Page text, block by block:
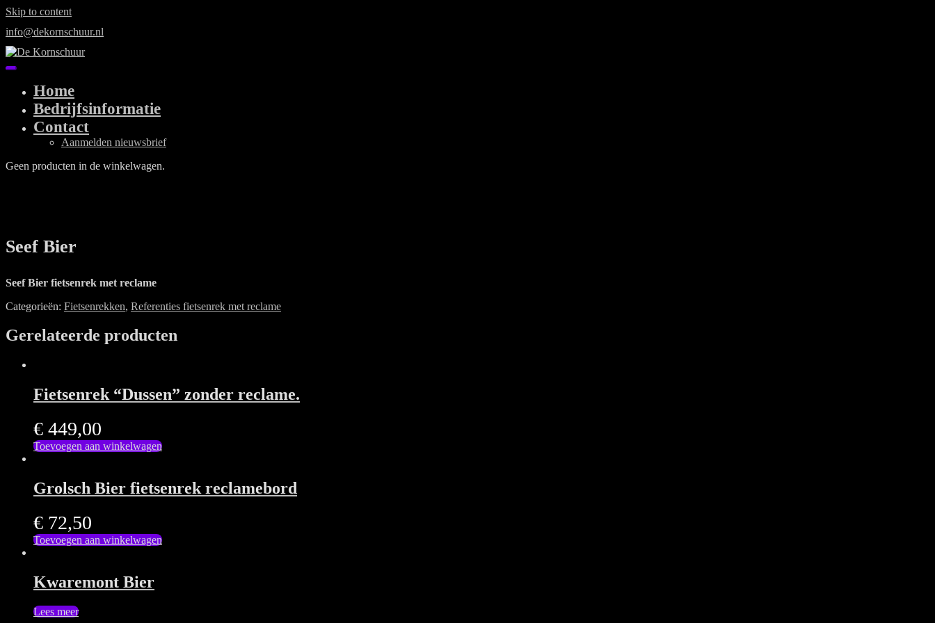
Skip to content
info@dekornschuur.nl
Home
Bedrijfsinformatie
Contact
Aanmelden nieuwsbrief
Geen producten in de winkelwagen.
Seef Bier
Seef Bier fietsenrek met reclame
Categorieën: Fietsenrekken, Referenties fietsenrek met reclame
Gerelateerde producten
Fietsenrek “Dussen” zonder reclame.
€ 449,00
Toevoegen aan winkelwagen
Grolsch Bier fietsenrek reclamebord
€ 72,50
Toevoegen aan winkelwagen
Kwaremont Bier
Lees meer